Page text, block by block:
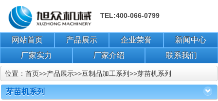
TEL:400-066-0799
网站首页 产品展示 企业荣誉
新闻中心
厂家实力
厂家介绍 联系我们
位置： 首页>>产品展示>>豆制品加工系列>>芽苗机系列
芽苗机系列